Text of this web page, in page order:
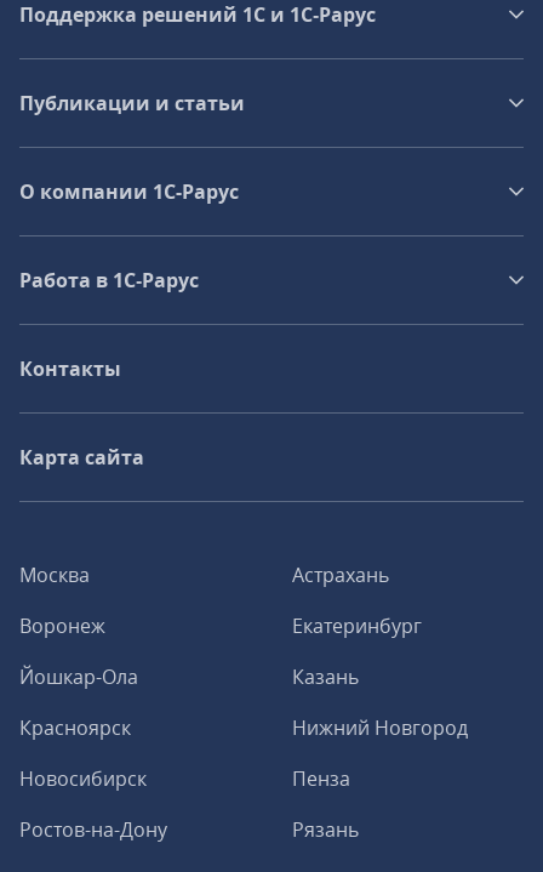
Москва
Астрахань
Воронеж
Екатеринбург
Йошкар-Ола
Казань
Красноярск
Нижний Новгород
Новосибирск
Пенза
Ростов-на-Дону
Рязань
Поддержка решений 1С и 1С‑Рарус
Публикации и статьи
О компании 1C-Рарус
Работа в 1С‑Рарус
Контакты
Карта сайта